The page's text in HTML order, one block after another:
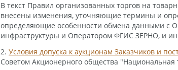
В текст Правил организованных торгов на
внесены изменения, уточняющие термины и
определяющие особенности обмена данными с
инфраструктуры и Оператором ФГИС ЗЕРНО, и
2. Условия допуска к аукционам Заказчиков и
Советом Акционерного общества